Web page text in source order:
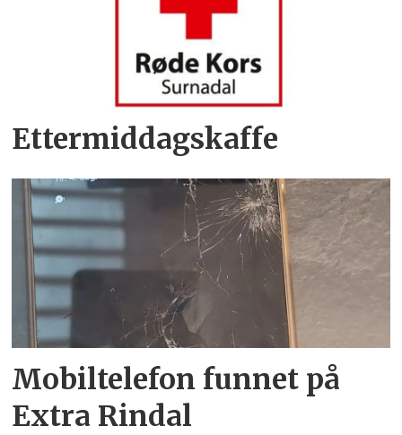
Ettermiddagskaffe
Mobiltelefon funnet på
Extra Rindal